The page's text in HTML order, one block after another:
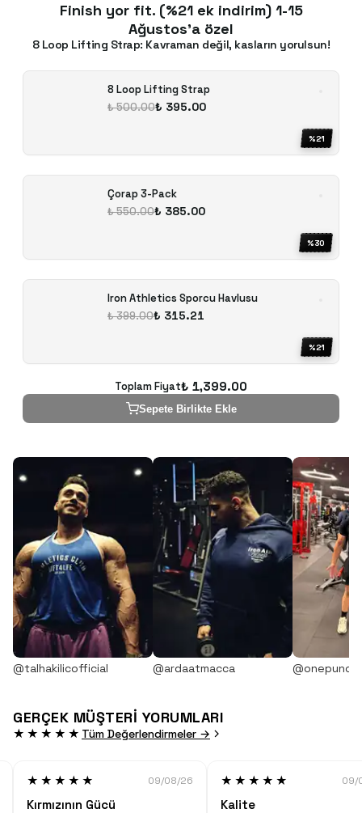
Finish yor fit. (%21 ek indirim) 1-15
Ağustos'a özel
8 Loop Lifting Strap: Kavraman değil, kasların yorulsun!
8 Loop Lifting Strap
₺ 500.00₺ 395.00
%21
Çorap 3-Pack
₺ 550.00₺ 385.00
%30
Iron Athletics Sporcu Havlusu
₺ 399.00₺ 315.21
%21
Toplam Fiyat₺ 1,399.00
Sepete Birlikte Ekle
@talhakilicofficial @ardaatmacca
GERÇEK MÜŞTERİ YORUMLARI
★★★★★ Tüm Değerlendirmeler →
★★★★★ 09/08/26
Kırmızının Gücü
★★★★★ 09/
Kalite